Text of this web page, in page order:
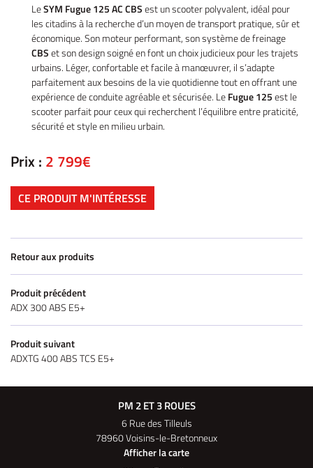
LeSYM Fugue 125 AC CBSest un scooter polyvalent, idéal pour
les citadins à la recherche d’un moyen de transport pratique, sûr et
économique. Son moteur performant, son système de freinage
CBSet son design soigné en font un choix judicieux pour les trajets
urbains. Léger, confortable et facile à manœuvrer, il s’adapte
parfaitement aux besoins de la vie quotidienne tout en offrant une
expérience de conduite agréable et sécurisée. LeFugue 125est le
scooter parfait pour ceux qui recherchent l’équilibre entre praticité,
sécurité et style en milieu urbain.
Prix : 2 799€
CE PRODUIT M'INTÉRESSE
Retour aux produits
Produit précédent
ADX 300 ABS E5+
Produit suivant
ADXTG 400 ABS TCS E5+
PM 2 ET 3 ROUES
6 Rue des Tilleuls
78960 Voisins-le-Bretonneux
Afficher la carte